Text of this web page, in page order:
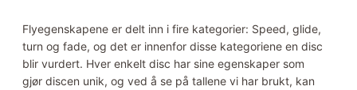
Flyegenskapene er delt inn i fire kategorier: Speed, glide,
turn og fade, og det er innenfor disse kategoriene en disc
blir vurdert. Hver enkelt disc har sine egenskaper som
gjør discen unik, og ved å se på tallene vi har brukt, kan